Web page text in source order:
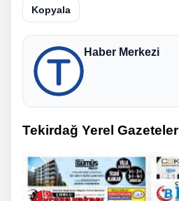
Kopyala
Haber Merkezi
Tekirdağ Yerel Gazeteler